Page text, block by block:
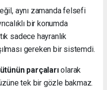
aynı zamanda felsefi
bir konumda
sadece hayranlık
gereken bir sistemdi.
parçalarıolarak
tek bir gözle bakmaz.